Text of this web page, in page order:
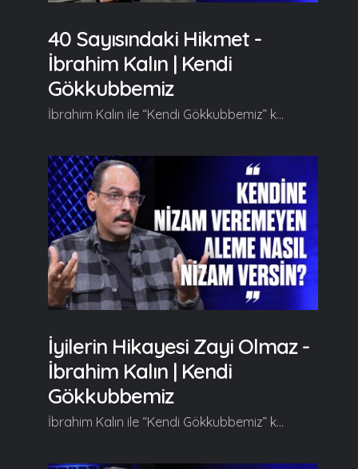
40 Sayısındaki Hikmet -
İbrahim Kalın | Kendi
Gökkubbemiz
İbrahim Kalın ile “Kendi Gökkubbemiz” kendine has üslubuyla farklı ufuklara yelken açtırmaya kaldığı yerden devam ediyor. Her hafta farklı konulara değinerek izleyicilerine yeni fikir kapıları aralayan İbrahim Kalın bu bölümde "Özne, Özgüven ve Modernleşme" kavramları üzerinde duruyor. Kendi Gökkubbemiz'in yeni bölümde başlıca şunlar konuşuldu; Serdar Tuncer: Hocam hoş geldiniz. Gelirken dedim ki şunu mutlaka hocama sormam lazım çünkü 20 yıla yakın zamandır bizzat siyasetin içinde olarak dünyayı gözlemliyorsunuz, bürokrat bir entelektüel gözüyle bakıyorsunuz. Dünyada her birimizin gördüğü ve rahatsız olduğu bir takım şeyler var; savaşlar, adaletsizlikler, gelir dağılımı, dijitalleşme... Bir ton problem var. Batı bu işe bir çözüm bulabilir mi? Bu dünyanın bu gidişine bir dur diyecek bir teklifle gelebilir mi? Eğer gelemez diyecekseniz kim bu sözü söyleyebilir? Bu söz bizden çıkar mı? İbrahim Kalın: Hoş bulduk, teşekkür ederim. Eğer meseleyi doğru tanımlarsak ve sahiplenirsek buna çözüm üretiriz. Biz uzun süredir özne olma irademizi ve özgüvenimizi yitirdiğimiz için meseleleri uzaktan takip edip tespitini yapıp onu bir kenara bırakıp kendi dünyamıza çekiliyoruz... Halbuki bir meseleyi ortaya koyduysanız yani bu küresel adalet meselesi olabilir, bu sağlıkla ilgili bir sorun olabilir, bu fakirlikle ilgili bir sorun olabilir yahut insanların hayatında başka bir mesele de olabilir... Sorunu tanımladıktan sonra sahiplenip bir özne olma bilinciyle üzerine gitmek işin sırrı, işin aslı burada. Bizim çarpık modernleşme tarihimizin geride bıraktığı tortulardan bir tanesi bizim özne olma bilincimizi ve özgüvenimizi elimizden aldı. Yani uzun süre bize yapamazsın, edemezsin, yaptırmazlar, bunlara bizim aklımız yetmez telkini yapıdı... Mesela Türkiye'de uzun yıllar bize uçağınızı yapamazsınız, arabanızı yapamazsınız, altyapınızı kuramazsınız vesaire vesaire dendi ve yaptırmadılar da işin bir de böyle gerçek bir tarafı var, yaptırmadılar gerçekten... Devamı videoda... Gelin, Beraber Yürüyelim...
İyilerin Hikayesi Zayi Olmaz -
İbrahim Kalın | Kendi
Gökkubbemiz
İbrahim Kalın ile “Kendi Gökkubbemiz” kendine has üslubuyla farklı ufuklara yelken açtırmaya kaldığı yerden devam ediyor. Her hafta farklı konulara değinerek izleyicilerine yeni fikir kapıları aralayan İbrahim Kalın bu bölümde "Hikaye, Yaratmak ve Alem" kavramları üzerinde duruyor. Kendi Gökkubbemiz'in yeni bölümde başlıca şunlar konuşuldu; Serdar Tuncer: Hocam hoş geldiniz. Biz yarım kalan sohbetleri seviyoruz ya da bitmeyen sohbetleri mi seviyoruz desek daha doğru olacak... İbrahim Kalın: Hoş bulduk, teşekkür ederim. İyi sohbet bitmez. Hep yeni kapılar açılır... Şehrazat'ın hikayesini hepimiz biliyoruz ne azından mealen Binbir Gece Masalları'nda Şehrazat hayatta kalmak için her gün bir hikaye anlatmak zorundadır... Borges buradan hareketle diyor ki; "Ben hayatta ne yaptıysam Binbir Gece Masalları sayesinde yaptım. Bana Şehrazat diyin." O cümlesi üzerinde düşünürken dedim ki aslında hepimiz hayatta kalmak için bir hikaye anlatmak zorunda değil miyiz? Hayatımızı anlamlandırmak için, yaşadıklarımıza bir mana katmak için, bir bütünlük, bir yapı, bir çerçeve, bir pencere tutabilmek, bir ışık tutabilmek için bizimde aslında her gün bir hikaye anlatmamız gerekiyor. Hikaye kelimesini burada yaşadığımız, yaptığımız, ettiğimiz şeyin bir maksada doğru ilerlemesi manasında kullanıyorum. Bir yere doğru gidiyorsa hikaye oluyor öbür türlü detay oluyor, öbür türlü malumat oluyor, kronoloji oluyor, vakanüvistlik oluyor. O yüzden dilde bir şekilde ifade edilmeyen hiçbir şey gerçek manada var olmuyor. İfade şekli de bir hikayeye dönüştüğü zaman, bir sohbete dönüştüğü zaman, birbirine eklenerek devam ettiği zaman anlamlı hale geliyor... Öyle ki bundan dolayı tüm kutsal kitaplar kıssalar anlatırlar... Devamı videoda... Gelin, Beraber Yürüyelim...